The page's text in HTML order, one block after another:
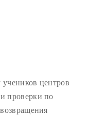
центров
проверки по